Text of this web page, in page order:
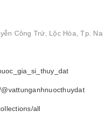
Công Trứ, Lộc Hòa, Tp.
all